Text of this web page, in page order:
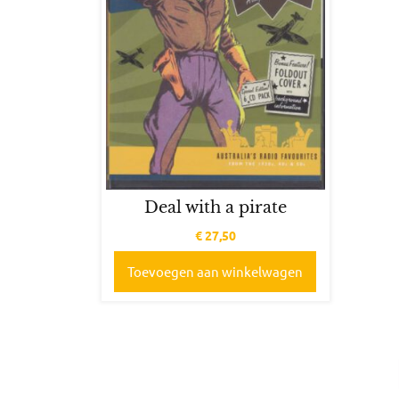
Deal with a pirate
€27,50
Toevoegen aan winkelwagen